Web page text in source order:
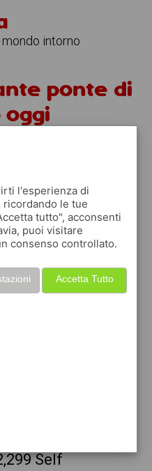
intorno
ponte di
oggi
tamoil
erg
Self
l'esperienza di
le tue
tutto", acconsenti
puoi visitare
consenso controllato.
Accetta Tutto